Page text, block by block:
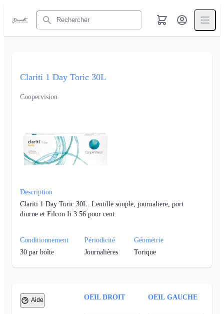
Rechercher
Clariti 1 Day Toric 30L
Coopervision
Description
Clariti 1 Day Toric 30L. Lentille souple, journaliere, port
diurne et Filcon Ii 3 56 pour cent.
Conditionnement
30 par boîte
Périodicité
Journalières
Géométrie
Torique
Aide OEIL DROIT OEIL GAUCHE